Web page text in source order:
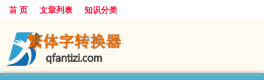
首 页 文章列表 知识分类